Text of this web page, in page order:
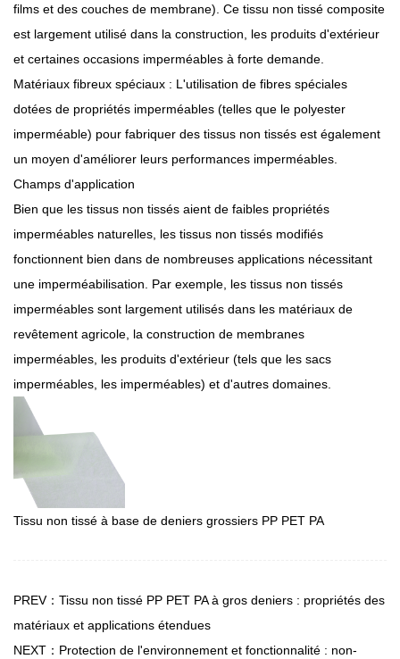
films et des couches de membrane). Ce tissu non tissé composite
est largement utilisé dans la construction, les produits d'extérieur
et certaines occasions imperméables à forte demande.
Matériaux fibreux spéciaux : L'utilisation de fibres spéciales
dotées de propriétés imperméables (telles que le polyester
imperméable) pour fabriquer des tissus non tissés est également
un moyen d'améliorer leurs performances imperméables.
Champs d'application
Bien que les tissus non tissés aient de faibles propriétés
imperméables naturelles, les tissus non tissés modifiés
fonctionnent bien dans de nombreuses applications nécessitant
une imperméabilisation. Par exemple, les tissus non tissés
imperméables sont largement utilisés dans les matériaux de
revêtement agricole, la construction de membranes
imperméables, les produits d'extérieur (tels que les sacs
imperméables, les imperméables) et d'autres domaines.
Tissu non tissé à base de deniers grossiers PP PET PA
PREV：Tissu non tissé PP PET PA à gros deniers : propriétés des
matériaux et applications étendues
NEXT：Protection de l'environnement et fonctionnalité : non-